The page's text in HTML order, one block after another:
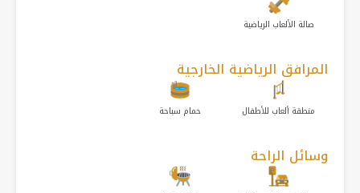
صالة الألعاب الرياضية
المرافق الرياضية الخارجية
منطقة ألعاب للأطفال حمام سباحة
وسائل الراحة